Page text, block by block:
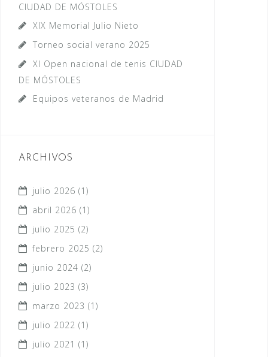
CIUDAD DE MÓSTOLES
XIX Memorial Julio Nieto
Torneo social verano 2025
XI Open nacional de tenis CIUDAD
DE MÓSTOLES
Equipos veteranos de Madrid
ARCHIVOS
julio 2026 (1)
abril 2026 (1)
julio 2025 (2)
febrero 2025 (2)
junio 2024 (2)
julio 2023 (3)
marzo 2023 (1)
julio 2022 (1)
julio 2021 (1)